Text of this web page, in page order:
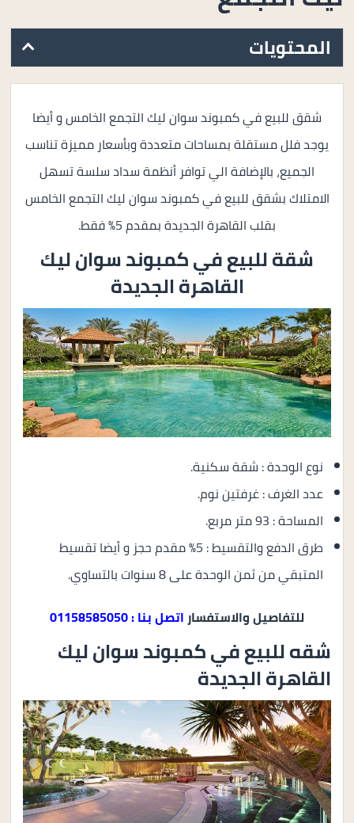
المحتويات
شقق للبيع في كمبوند سوان ليك التجمع الخامس و أيضا
يوجد فلل مستقلة بمساحات متعددة وبأسعار مميزة تناسب
الجميع، بالإضافة الي توافر أنظمة سداد سلسة تسهل
الامتلاك بشقق للبيع في كمبوند سوان ليك التجمع الخامس
بقلب القاهرة الجديدة بمقدم 5% فقط.
شقة للبيع فيكمبوند سوان ليك
القاهرة الجديدة
نوع الوحدة : شقة سكنية.
عدد الغرف : غرفتين نوم.
المساحة : 93 متر مربع.
طرق الدفع والتقسيط : 5% مقدم حجز و أيضا تقسيط
المتبقي من ثمن الوحدة على 8 سنوات بالتساوي.
للتفاصيل والاستفسار اتصل بنا : 01158585050
شقه للبيع في كمبوند سوان ليك
القاهرة الجديدة